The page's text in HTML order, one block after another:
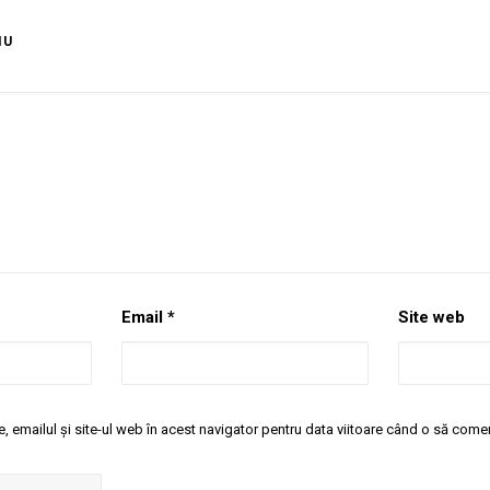
Email * Site web
emailul și site-ul web în acest navigator pentru data viitoare când o să